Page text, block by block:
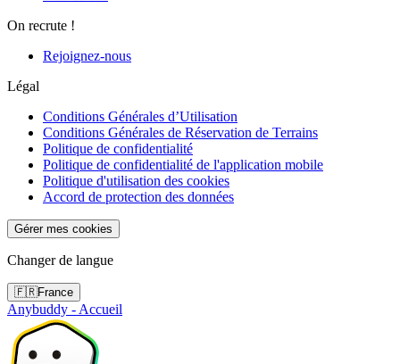
On recrute !
Rejoignez-nous
Légal
Conditions Générales d’Utilisation
Conditions Générales de Réservation de Terrains
Politique de confidentialité
Politique de confidentialité de l'application mobile
Politique d'utilisation des cookies
Accord de protection des données
Gérer mes cookies
Changer de langue
🇫🇷France
Anybuddy - Accueil